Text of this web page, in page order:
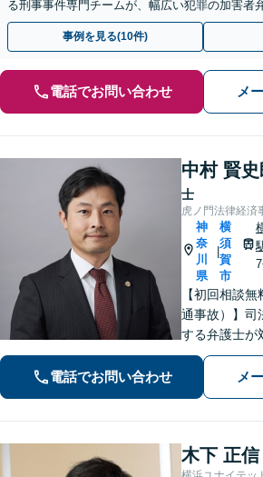
る刑事事件専門チームが、幅広い犯罪の加害者
事例を見る(10件)
電話でお問い合わせ メ
中村 賢
士
虎ノ門法律経済
神
奈
川
県
|
横
須
賀
市
【初回相談
通事故）】司
する弁護士が
専門知識から
種士業の所
模の法律事
電話でお問い合わせ メ
木下 正信